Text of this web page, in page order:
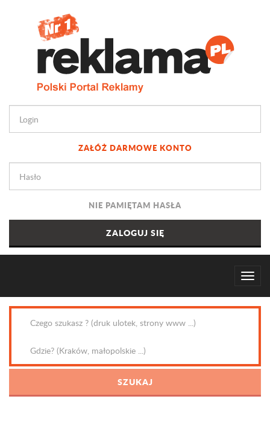
ZAŁÓŻ DARMOWE KONTO
NIE PAMIĘTAM HASŁA